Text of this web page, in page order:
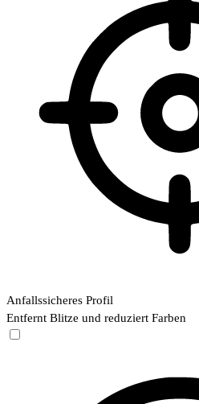
Anfallssicheres Profil
Entfernt Blitze und reduziert Farben